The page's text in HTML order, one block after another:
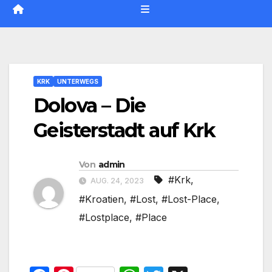
KRK UNTERWEGS
Dolova – Die
Geisterstadt auf Krk
Von admin
AUG. 24, 2023 #Krk,
#Kroatien, #Lost, #Lost-Place,
#Lostplace, #Place